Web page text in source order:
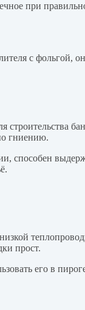
при
с
гниению.
способен
низкой
прост.
его в